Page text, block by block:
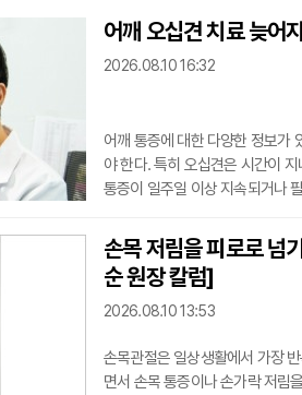
어깨 오십견 치료 늦어
2026.08.10 16:32
어깨 통증에 대한 다양한 정보가
야 한다. 특히 오십견은 시간이
통증이 일주일 이상 지속되거나
과 유착이 발생해 관절이 굳는
세 등 생활습관의 영향으로 젊은
이며, 특
손목 저림을 피로로 넘
순 원장 칼럼]
2026.08.10 13:53
손목관절은 일상생활에서 가장
면서 손목 통증이나 손가락 저림